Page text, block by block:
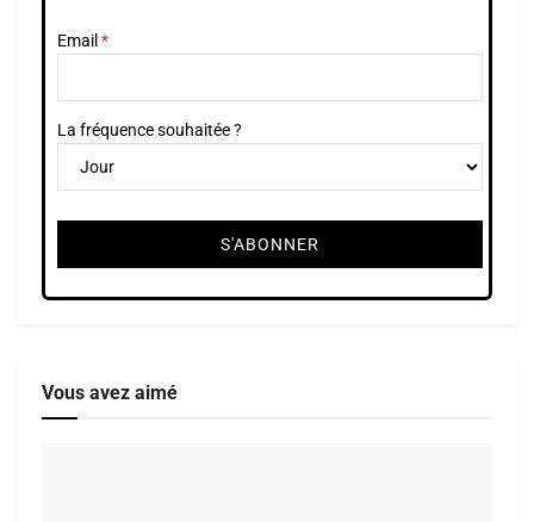
Email
La fréquence souhaitée ?
Vous avez aimé